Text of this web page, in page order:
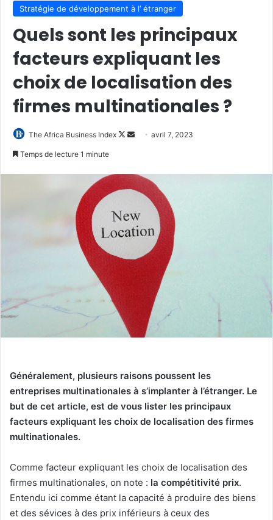
Stratégie de développement à l’ étranger
Quels sont les principaux
facteurs expliquant les
choix de localisation des
firmes multinationales ?
The Africa Business Index
Follow
Envoyeravril 7, 2023
Temps de lecture 1 minute
Généralement, plusieurs raisons poussent les
entreprises multinationales à s’implanter à l’étranger. Le
but de cet article, est de vous lister les principaux
facteurs expliquant les choix de localisation des firmes
multinationales.
Comme facteur expliquant les choix de localisation des
firmes multinationales, on note : la compétitivité prix.
Entendu ici comme étant la capacité à produire des biens
et des sévices à des prix inférieurs à ceux des